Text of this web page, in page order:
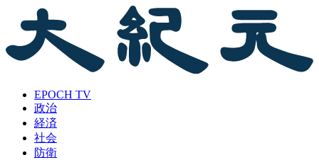
EPOCH TV
政治
経済
社会
防衛